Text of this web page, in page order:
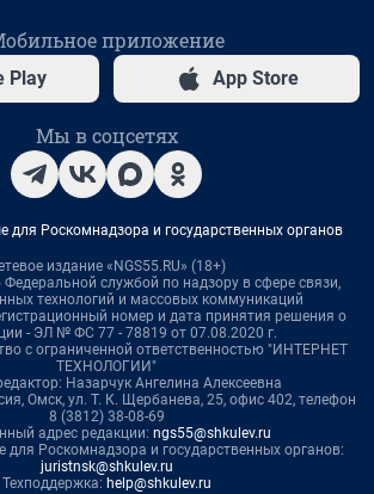
приложение
Play App Store
Мы в соцсетях
для Роскомнадзора и государственных органов
издание «NGS55.RU» (18+)
Федеральной службой по надзору в сфере связи,
технологий и массовых коммуникаций
номер и дата принятия решения о
- ЭЛ № ФС 77 - 78819 от 07.08.2020 г.
с ограниченной ответственностью "ИНТЕРНЕТ
ТЕХНОЛОГИИ"
Назарчук Ангелина Алексеевна
Омск, ул. Т. К. Щербанева, 25, офис 402, телефон
8 (3812) 38-08-69
адрес редакции: ngs55@shkulev.ru
для Роскомнадзора и государственных органов:
juristnsk@shkulev.ru
Техподдержка: help@shkulev.ru